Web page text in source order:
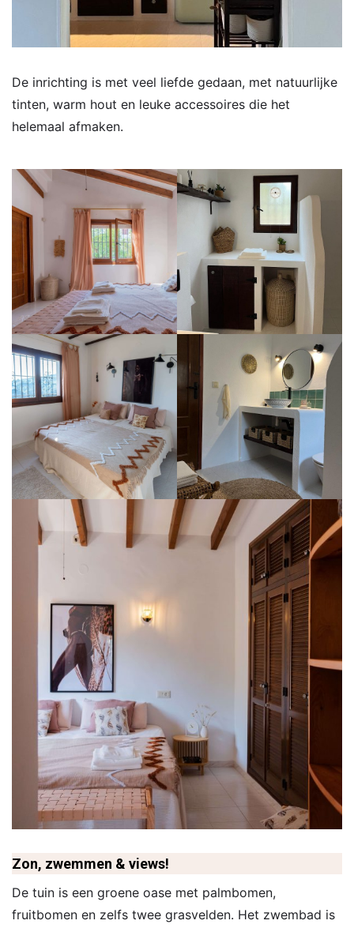
De inrichting is met veel liefde gedaan, met natuurlijke
tinten, warm hout en leuke accessoires die het
helemaal afmaken.
Zon, zwemmen & views!
De tuin is een groene oase met palmbomen,
fruitbomen en zelfs twee grasvelden. Het zwembad is